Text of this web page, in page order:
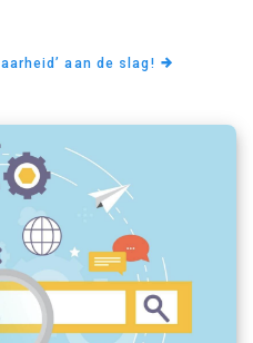
aan de slag!